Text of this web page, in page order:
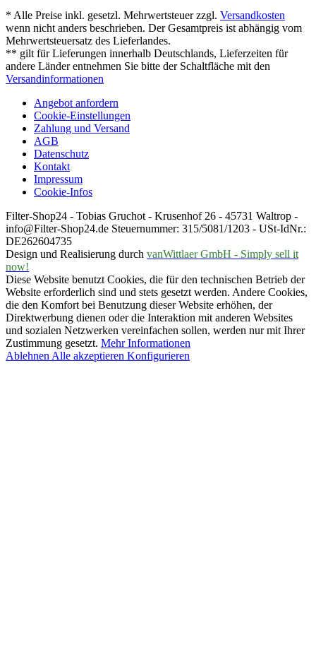
* Alle Preise inkl. gesetzl. Mehrwertsteuer zzgl. Versandkosten
wenn nicht anders beschrieben. Der Gesamtpreis ist abhängig vom
Mehrwertsteuersatz des Lieferlandes.
** gilt für Lieferungen innerhalb Deutschlands, Lieferzeiten für
andere Länder entnehmen Sie bitte der Schaltfläche mit den
Versandinformationen
Angebot anfordern
Cookie-Einstellungen
Zahlung und Versand
AGB
Datenschutz
Kontakt
Impressum
Cookie-Infos
Filter-Shop24 - Tobias Gruchot - Krusenhof 26 - 45731 Waltrop -
info@Filter-Shop24.de Steuernummer: 315/5081/1203 - USt-IdNr.:
DE262604735
Design und Realisierung durch vanWittlaer GmbH - Simply sell it
now!
Diese Website benutzt Cookies, die für den technischen Betrieb der
Website erforderlich sind und stets gesetzt werden. Andere Cookies,
die den Komfort bei Benutzung dieser Website erhöhen, der
Direktwerbung dienen oder die Interaktion mit anderen Websites
und sozialen Netzwerken vereinfachen sollen, werden nur mit Ihrer
Zustimmung gesetzt. Mehr Informationen
Ablehnen Alle akzeptieren Konfigurieren